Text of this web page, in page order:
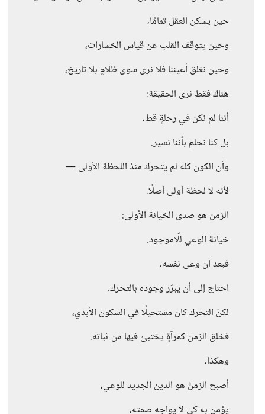
حين يسكن العقل تمامًا،
وحين يتوقف القلب عن قياس الخسارات،
وحين نغلق أعيننا فلا نرى سوى ظلامٍ بلا تاريخ،
هناك فقط نرى الحقيقة:
أننا لم نكن في رحلةٍ قط،
بل كنا نحلم بأننا نسير.
وأن الكون كله لم يتحرك منذ اللحظة الأولى —
لأنه لا لحظة أولى أصلًا.
الزمن هو صدى الخيانة الأولى:
خيانة الوعي للّاموجود.
فبعد أن وعى نفسه،
احتاج إلى أن يبرّر وجوده بالتحرك.
لكنّ التحرك كان مستحيلًا في السكون الأبدي،
فخلق الزمن كمرآةٍ يختبئ فيها من ثباته.
وهكذا،
أصبح الزمنُ هو الدين الجديد للوعي،
يؤمن به كي لا يواجه صمته،